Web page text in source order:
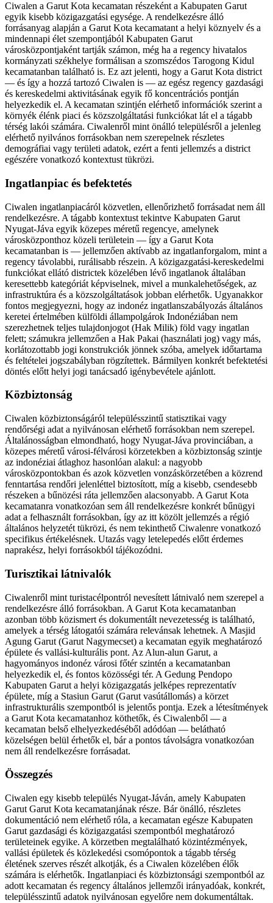
Ciwalen a Garut Kota kecamatan részeként a Kabupaten Garut
egyik kisebb közigazgatási egysége. A rendelkezésre álló
forrásanyag alapján a Garut Kota kecamatant a helyi köznyelv és a
mindennapi élet szempontjából Kabupaten Garut
városközpontjaként tartják számon, még ha a regency hivatalos
kormányzati székhelye formálisan a szomszédos Tarogong Kidul
kecamatanban található is. Ez azt jelenti, hogy a Garut Kota district
— és így a hozzá tartozó Ciwalen is — az egész regency gazdasági
és kereskedelmi aktivitásának egyik fő koncentrációs pontján
helyezkedik el. A kecamatan szintjén elérhető információk szerint a
környék élénk piaci és közszolgáltatási funkciókat lát el a tágabb
térség lakói számára. Ciwalenről mint önálló településről a jelenleg
elérhető nyilvános forrásokban nem szerepelnek részletes
demográfiai vagy területi adatok, ezért a fenti jellemzés a district
egészére vonatkozó kontextust tükrözi.
Ingatlanpiac és befektetés
Ciwalen ingatlanpiacáról közvetlen, ellenőrizhető forrásadat nem áll
rendelkezésre. A tágabb kontextust tekintve Kabupaten Garut
Nyugat-Jáva egyik közepes méretű regencye, amelynek
városközponthoz közeli területein — így a Garut Kota
kecamatanban is — jellemzően aktívabb az ingatlanforgalom, mint a
regency távolabbi, rurálisabb részein. A közigazgatási-kereskedelmi
funkciókat ellátó districtek közelében lévő ingatlanok általában
keresettebb kategóriát képviselnek, mivel a munkalehetőségek, az
infrastruktúra és a közszolgáltatások jobban elérhetők. Ugyanakkor
fontos megjegyezni, hogy az indonéz ingatlanszabályozás általános
keretei értelmében külföldi állampolgárok Indonéziában nem
szerezhetnek teljes tulajdonjogot (Hak Milik) föld vagy ingatlan
felett; számukra jellemzően a Hak Pakai (használati jog) vagy más,
korlátozottabb jogi konstrukciók jönnek szóba, amelyek időtartama
és feltételei jogszabályban rögzítettek. Bármilyen konkrét befektetési
döntés előtt helyi jogi tanácsadó igénybevétele ajánlott.
Közbiztonság
Ciwalen közbiztonságáról településszintű statisztikai vagy
rendőrségi adat a nyilvánosan elérhető forrásokban nem szerepel.
Általánosságban elmondható, hogy Nyugat-Jáva provinciában, a
közepes méretű városi-félvárosi körzetekben a közbiztonság szintje
az indonéziai átlaghoz hasonlóan alakul: a nagyobb
városközpontokban és azok közvetlen vonzáskörzetében a közrend
fenntartása rendőri jelenléttel biztosított, míg a kisebb, csendesebb
részeken a bűnözési ráta jellemzően alacsonyabb. A Garut Kota
kecamatanra vonatkozóan sem áll rendelkezésre konkrét bűnügyi
adat a felhasznált forrásokban, így az itt közölt jellemzés a régió
általános helyzetét tükrözi, és nem tekinthető Ciwalenre vonatkozó
specifikus értékelésnek. Utazás vagy letelepedés előtt érdemes
naprakész, helyi forrásokból tájékozódni.
Turisztikai látnivalók
Ciwalenről mint turistacélpontról nevesített látnivaló nem szerepel a
rendelkezésre álló forrásokban. A Garut Kota kecamatanban
azonban több közismert és dokumentált nevezetesség is található,
amelyek a térség látogatói számára relevánsak lehetnek. A Masjid
Agung Garut (Garut Nagymecset) a kecamatan egyik meghatározó
épülete és vallási-kulturális pont. Az Alun-alun Garut, a
hagyományos indonéz városi főtér szintén a kecamatanban
helyezkedik el, és fontos közösségi tér. A Gedung Pendopo
Kabupaten Garut a helyi közigazgatás jelképes reprezentatív
épülete, míg a Stasiun Garut (Garut vasútállomás) a körzet
infrastrukturális szempontból is jelentős pontja. Ezek a létesítmények
a Garut Kota kecamatanhoz köthetők, és Ciwalenből — a
kecamatan belső elhelyezkedéséből adódóan — belátható
közelségen belül érhetők el, bár a pontos távolságra vonatkozóan
nem áll rendelkezésre forrásadat.
Összegzés
Ciwalen egy kisebb település Nyugat-Jáván, amely Kabupaten
Garut Garut Kota kecamatanjának része. Bár önálló, részletes
dokumentáció nem elérhető róla, a kecamatan egésze Kabupaten
Garut gazdasági és közigazgatási szempontból meghatározó
területeinek egyike. A körzetben megtalálható közintézmények,
vallási épületek és közlekedési csomópontok a tágabb térség
életének szerves részét alkotják, és a Ciwalen közelében élők
számára is elérhetők. Ingatlanpiaci és közbiztonsági szempontból az
adott kecamatan és regency általános jellemzői irányadóak, konkrét,
településszintű adatok nyilvánosan egyelőre nem dokumentáltak.